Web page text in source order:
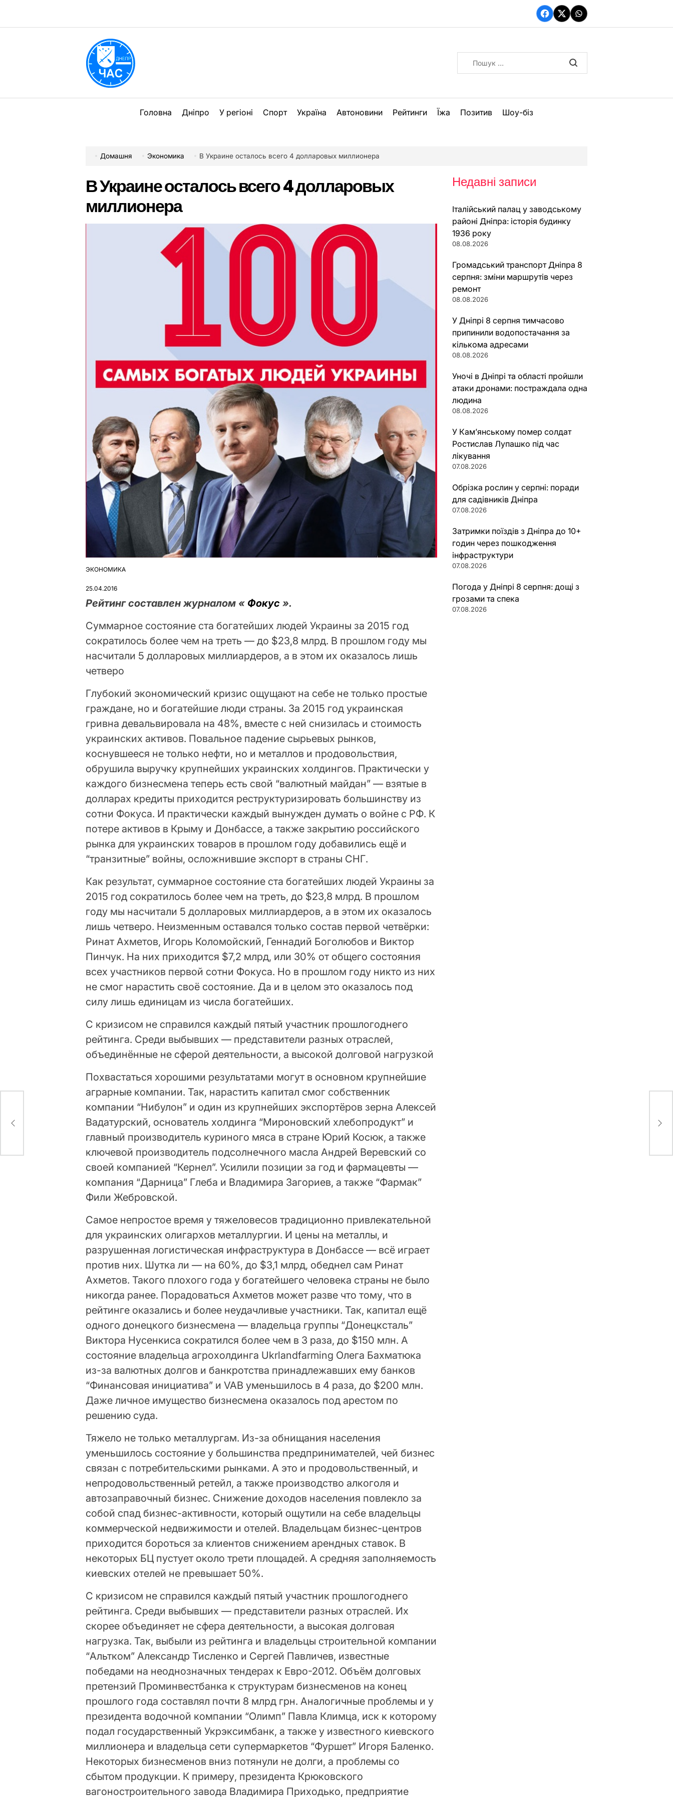
вмісту
Facebook
TwitterWhatsApp
Головна Дніпро У регіоні Спорт Україна Автоновини Рейтинги Їжа Позитив Шоу-біз
Домашня Экономика В Украине осталось всего 4 долларовых миллионера
В Украине осталось всего 4 долларовых
миллионера
ОПУБЛІКУВАТИ
ЭКОНОМИКА
25.04.2016
Рейтинг составлен журналом « Фокус ».
Суммарное состояние ста богатейших людей Украины за 2015 год
сократилось более чем на треть — до $23,8 млрд. В прошлом году мы
насчитали 5 долларовых миллиардеров, а в этом их оказалось лишь
четверо
Глубокий экономический кризис ощущают на себе не только простые
граждане, но и богатейшие люди страны. За 2015 год украинская
гривна девальвировала на 48%, вместе с ней снизилась и стоимость
украинских активов. Повальное падение сырьевых рынков,
коснувшееся не только нефти, но и металлов и продовольствия,
обрушила выручку крупнейших украинских холдингов. Практически у
каждого бизнесмена теперь есть свой “валютный майдан” — взятые в
долларах кредиты приходится реструктуризировать большинству из
сотни Фокуса. И практически каждый вынужден думать о войне с РФ. К
потере активов в Крыму и Донбассе, а также закрытию российского
рынка для украинских товаров в прошлом году добавились ещё и
“транзитные” войны, осложнившие экспорт в страны СНГ.
Как результат, суммарное состояние ста богатейших людей Украины за
2015 год сократилось более чем на треть, до $23,8 млрд. В прошлом
году мы насчитали 5 долларовых миллиардеров, а в этом их оказалось
лишь четверо. Неизменным оставался только состав первой четвёрки:
Ринат Ахметов, Игорь Коломойский, Геннадий Боголюбов и Виктор
Пинчук. На них приходится $7,2 млрд, или 30% от общего состояния
всех участников первой сотни Фокуса. Но в прошлом году никто из них
не смог нарастить своё состояние. Да и в целом это оказалось под
силу лишь единицам из числа богатейших.
С кризисом не справился каждый пятый участник прошлогоднего
рейтинга. Среди выбывших — представители разных отраслей,
объединённые не сферой деятельности, а высокой долговой нагрузкой
Похвастаться хорошими результатами могут в основном крупнейшие
аграрные компании. Так, нарастить капитал смог собственник
компании “Нибулон” и один из крупнейших экспортёров зерна Алексей
Вадатурский, основатель холдинга “Мироновский хлебопродукт” и
главный производитель куриного мяса в стране Юрий Косюк, а также
ключевой производитель подсолнечного масла Андрей Веревский со
своей компанией “Кернел”. Усилили позиции за год и фармацевты —
компания “Дарница” Глеба и Владимира Загориев, а также “Фармак”
Фили Жебровской.
Самое непростое время у тяжеловесов традиционно привлекательной
для украинских олигархов металлургии. И цены на металлы, и
разрушенная логистическая инфраструктура в Донбассе — всё играет
против них. Шутка ли — на 60%, до $3,1 млрд, обеднел сам Ринат
Ахметов. Такого плохого года у богатейшего человека страны не было
никогда ранее. Порадоваться Ахметов может разве что тому, что в
рейтинге оказались и более неудачливые участники. Так, капитал ещё
одного донецкого бизнесмена — владельца группы “Донецксталь”
Виктора Нусенкиса сократился более чем в 3 раза, до $150 млн. А
состояние владельца агрохолдинга Ukrlandfarming Олега Бахматюка
из-за валютных долгов и банкротства принадлежавших ему банков
“Финансовая инициатива” и VAB уменьшилось в 4 раза, до $200 млн.
Даже личное имущество бизнесмена оказалось под арестом по
решению суда.
Тяжело не только металлургам. Из-за обнищания населения
уменьшилось состояние у большинства предпринимателей, чей бизнес
связан с потребительскими рынками. А это и продовольственный, и
непродовольственный ретейл, а также производство алкоголя и
автозаправочный бизнес. Снижение доходов населения повлекло за
собой спад бизнес-активности, который ощутили на себе владельцы
коммерческой недвижимости и отелей. Владельцам бизнес-центров
приходится бороться за клиентов снижением арендных ставок. В
некоторых БЦ пустует около трети площадей. А средняя заполняемость
киевских отелей не превышает 50%.
С кризисом не справился каждый пятый участник прошлогоднего
рейтинга. Среди выбывших — представители разных отраслей. Их
скорее объединяет не сфера деятельности, а высокая долговая
нагрузка. Так, выбыли из рейтинга и владельцы строительной компании
“Альтком” Александр Тисленко и Сергей Павличев, известные
победами на неоднозначных тендерах к Евро-2012. Объём долговых
претензий Проминвестбанка к структурам бизнесменов на конец
прошлого года составлял почти 8 млрд грн. Аналогичные проблемы и у
президента водочной компании “Олимп” Павла Климца, иск к которому
подал государственный Укрэксимбанк, а также у известного киевского
миллионера и владельца сети супермаркетов “Фуршет” Игоря Баленко.
Некоторых бизнесменов вниз потянули не долги, а проблемы со
сбытом продукции. К примеру, президента Крюковского
вагоностроительного завода Владимира Приходько, предприятие
Недавні записи
Італійський палац у заводському
районі Дніпра: історія будинку
1936 року
08.08.2026
Громадський транспорт Дніпра 8
серпня: зміни маршрутів через
ремонт
08.08.2026
У Дніпрі 8 серпня тимчасово
припинили водопостачання за
кількома адресами
08.08.2026
Уночі в Дніпрі та області пройшли
атаки дронами: постраждала одна
людина
08.08.2026
У Кам’янському помер солдат
Ростислав Лупашко під час
лікування
07.08.2026
Обрізка рослин у серпні: поради
для садівників Дніпра
07.08.2026
Затримки поїздів з Дніпра до 10+
годин через пошкодження
інфраструктури
07.08.2026
Погода у Дніпрі 8 серпня: дощі з
грозами та спека
07.08.2026